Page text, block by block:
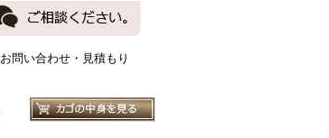
お問い合わせ・見積もり